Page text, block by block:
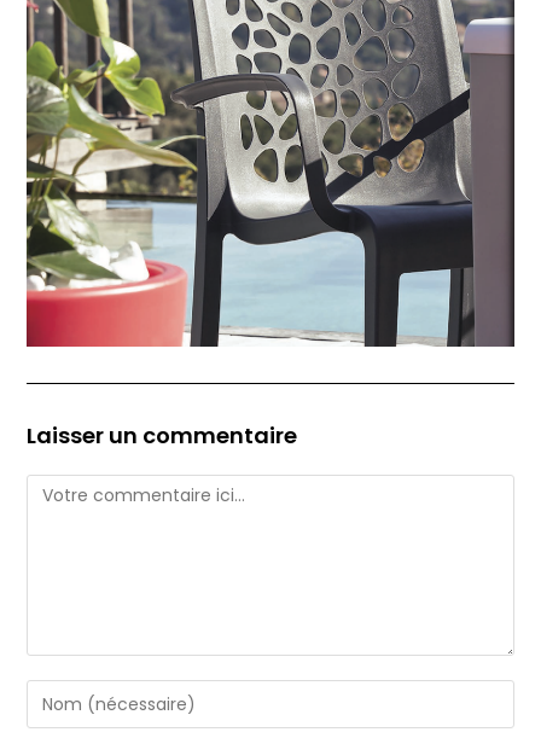
Laisser un commentaire
Comment
Enter
your